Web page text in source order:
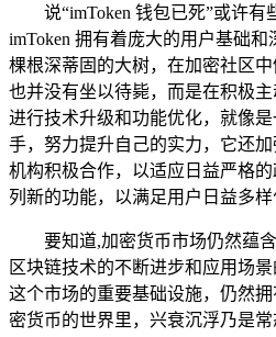
说“imToken 钱包已死”或许有
imToken 拥有着庞大的用户基础
棵根深蒂固的大树，在加密社区
也并没有坐以待毙，而是在积极
进行技术升级和功能优化，就像
手，努力提升自己的实力，它还
机构积极合作，以适应日益严格
列新的功能，以满足用户日益多样
要知道,加密货币市场仍然蕴
区块链技术的不断进步和应用场
这个市场的重要基础设施，仍然
密货币的世界里，兴衰沉浮乃是